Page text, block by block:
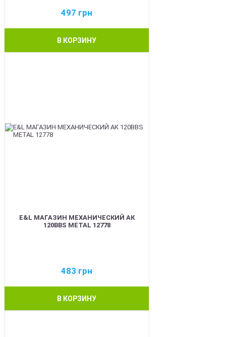
497 грн
В КОРЗИНУ
E&L МАГАЗИН МЕХАНИЧЕСКИЙ АК
120BBS METAL 12778
483 грн
В КОРЗИНУ